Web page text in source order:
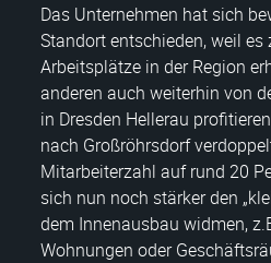
Das Unternehmen hat sich
Standort entschieden, weil es
Arbeitsplätze in der Region
anderen auch weiterhin von
in Dresden Hellerau
nach Großröhrsdorf
Mitarbeiterzahl auf rund 20
sich nun noch stärker den
dem Innenausbau widmen,
Wohnungen oder